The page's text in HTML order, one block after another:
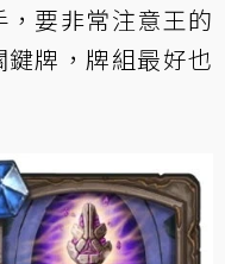
要非常注意王的
牌，牌組最好也